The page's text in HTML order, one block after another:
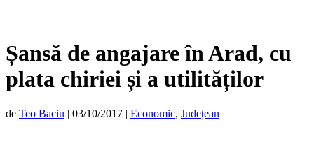
Șansă de angajare în Arad, cu
plata chiriei și a utilităților
de Teo Baciu | 03/10/2017 | Economic, Județean